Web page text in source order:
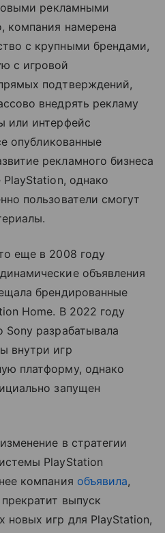
рекламными
компания намерена
с крупными брендами,
с игровой
подтверждений,
внедрять рекламу
или интерфейс
опубликованные
рекламного бизнеса
однако
пользователи смогут
еще в 2008 году
объявления
брендированные
Home. В 2022 году
разрабатывала
внутри игр
платформу, однако
запущен
в стратегии
PlayStation
компания объявила,
выпуск
новых игр для PlayStation,